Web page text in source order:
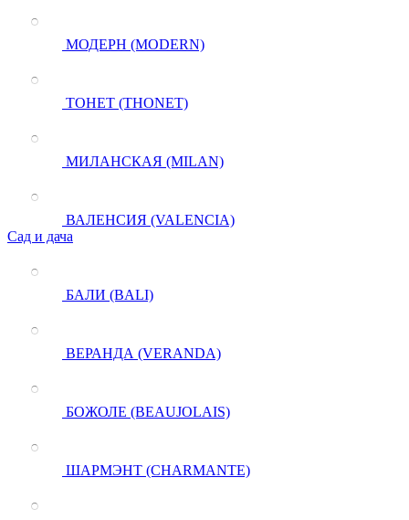
МОДЕРН (MODERN)
ТОНЕТ (THONET)
МИЛАНСКАЯ (MILAN)
ВАЛЕНСИЯ (VALENCIA)
Сад и дача
БАЛИ (BALI)
ВЕРАНДА (VERANDA)
БОЖОЛЕ (BEAUJOLAIS)
ШАРМЭНТ (CHARMANTE)